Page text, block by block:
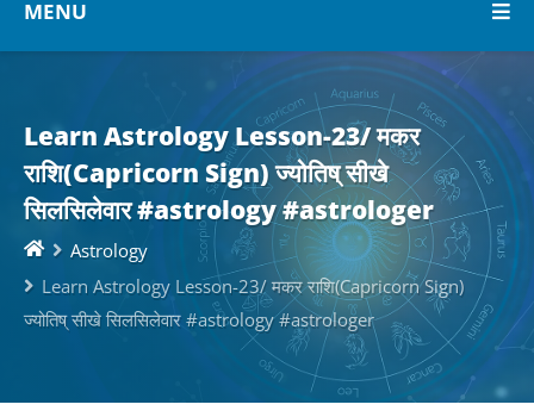
MENU
Learn Astrology Lesson-23/ मकर
राशि(Capricorn Sign) ज्योतिष् सीखे
सिलसिलेवार #astrology #astrologer
Astrology
Learn Astrology Lesson-23/ मकर राशि(Capricorn Sign)
ज्योतिष् सीखे सिलसिलेवार #astrology #astrologer